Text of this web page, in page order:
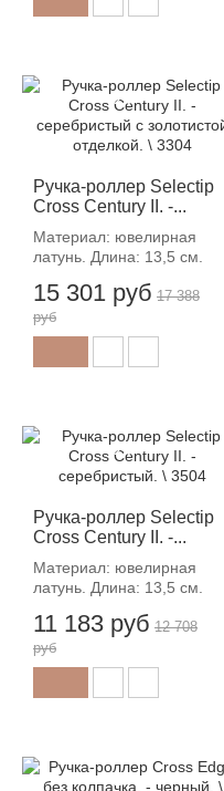
Ручка-роллер Selectip
Cross Century II. -...
Материал: ювелирная
латунь. Длина: 13,5 см.
15 301 руб
-12%
17 388
руб
Ручка-роллер Selectip
Cross Century II. -...
Материал: ювелирная
латунь. Длина: 13,5 см.
11 183 руб
-12%
12 708
руб
-12%